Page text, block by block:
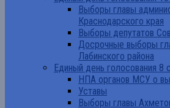
Выборы главы
Краснодарского края
Выборы депутатов
Досрочные выборы
Лабинского района
Единый день голосования 8
НПА органов МСУ о
Уставы
Выборы главы